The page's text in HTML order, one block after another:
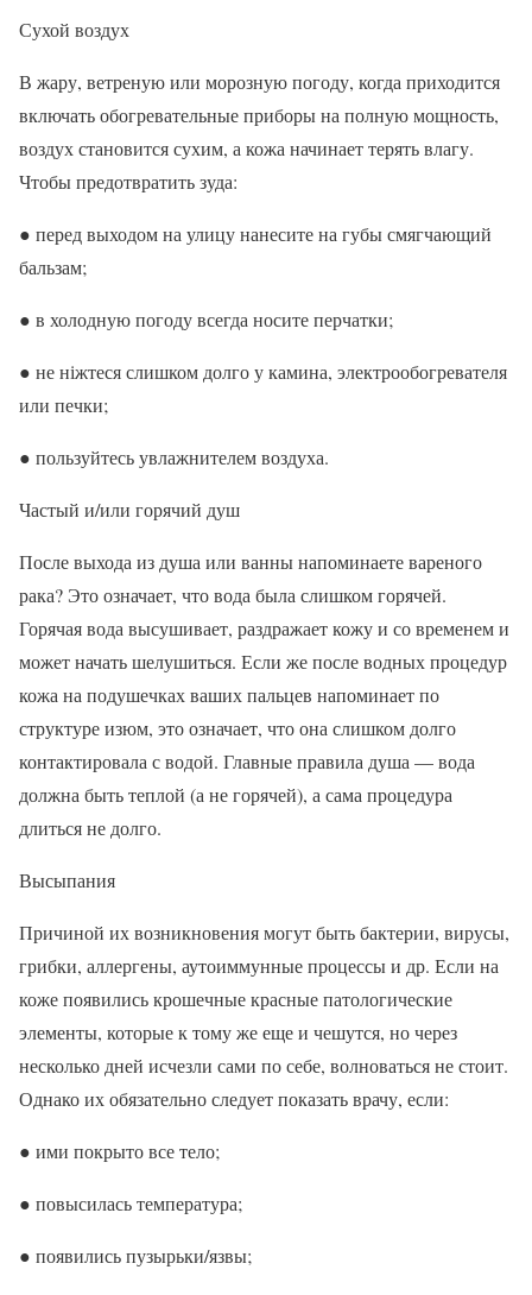
Сухой воздух
В жару, ветреную или морозную погоду, когда приходится
включать обогревательные приборы на полную мощность,
воздух становится сухим, а кожа начинает терять влагу.
Чтобы предотвратить зуда:
● перед выходом на улицу нанесите на губы смягчающий
бальзам;
● в холодную погоду всегда носите перчатки;
● не ніжтеся слишком долго у камина, электрообогревателя
или печки;
● пользуйтесь увлажнителем воздуха.
Частый и/или горячий душ
После выхода из душа или ванны напоминаете вареного
рака? Это означает, что вода была слишком горячей.
Горячая вода высушивает, раздражает кожу и со временем и
может начать шелушиться. Если же после водных процедур
кожа на подушечках ваших пальцев напоминает по
структуре изюм, это означает, что она слишком долго
контактировала с водой. Главные правила душа — вода
должна быть теплой (а не горячей), а сама процедура
длиться не долго.
Высыпания
Причиной их возникновения могут быть бактерии, вирусы,
грибки, аллергены, аутоиммунные процессы и др. Если на
коже появились крошечные красные патологические
элементы, которые к тому же еще и чешутся, но через
несколько дней исчезли сами по себе, волноваться не стоит.
Однако их обязательно следует показать врачу, если:
● ими покрыто все тело;
● повысилась температура;
● появились пузырьки/язвы;